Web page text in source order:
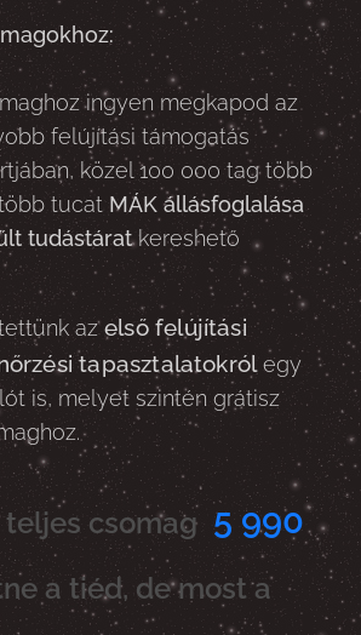
ingyen megkapod az
felújítási támogatás
közel 100 000 tag több
tucat MÁK állásfoglalása
tudástáratkereshető
azelső felújítási
tapasztalatokrólegy
is, melyet szintén grátisz
teljes csomag 5 990
a tiéd, de most a